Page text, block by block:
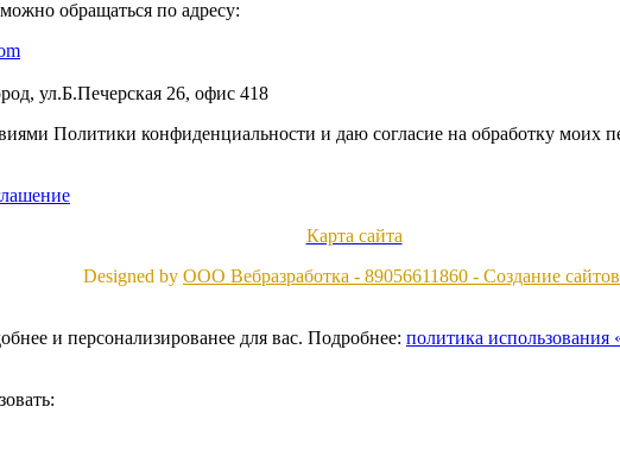
обращаться по адресу:
ул.Б.Печерская 26, офис 418
Политики конфиденциальности и даю согласие на обработку моих
Карта сайта
Designed by ООО Вебразработка - 89056611860 - Создание сайтов
и персонализированее для вас. Подробнее: политика использования